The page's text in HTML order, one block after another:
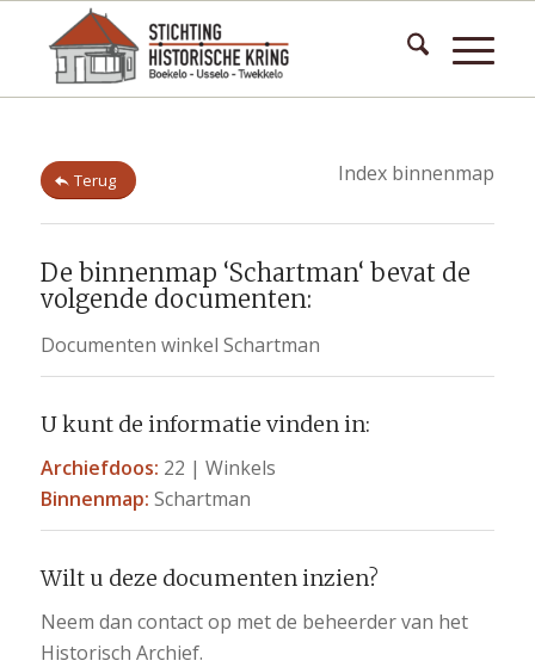
Terug Index binnenmap
De binnenmap ‘Schartman‘ bevat de
volgende documenten:
Documenten winkel Schartman
U kunt de informatie vinden in:
Archiefdoos: 22 | Winkels
Binnenmap: Schartman
Wilt u deze documenten inzien?
Neem dan contact op met de beheerder van het
Historisch Archief.